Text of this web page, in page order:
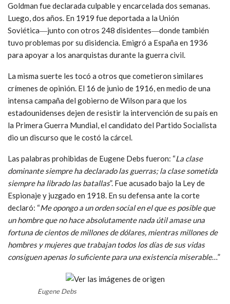
Goldman fue declarada culpable y encarcelada dos semanas.
Luego, dos años. En 1919 fue deportada a la Unión
Soviética―junto con otros 248 disidentes―donde también
tuvo problemas por su disidencia. Emigró a España en 1936
para apoyar a los anarquistas durante la guerra civil.
La misma suerte les tocó a otros que cometieron similares
crímenes de opinión. El 16 de junio de 1916, en medio de una
intensa campaña del gobierno de Wilson para que los
estadounidenses dejen de resistir la intervención de su país en
la Primera Guerra Mundial, el candidato del Partido Socialista
dio un discurso que le costó la cárcel.
Las palabras prohibidas de Eugene Debs fueron: “La clase
dominante siempre ha declarado las guerras; la clase sometida
siempre ha librado las batallas”. Fue acusado bajo la Ley de
Espionaje y juzgado en 1918. En su defensa ante la corte
declaró: “Me opongo a un orden social en el que es posible que
un hombre que no hace absolutamente nada útil amase una
fortuna de cientos de millones de dólares, mientras millones de
hombres y mujeres que trabajan todos los días de sus vidas
consiguen apenas lo suficiente para una existencia miserable…”
Eugene Debs